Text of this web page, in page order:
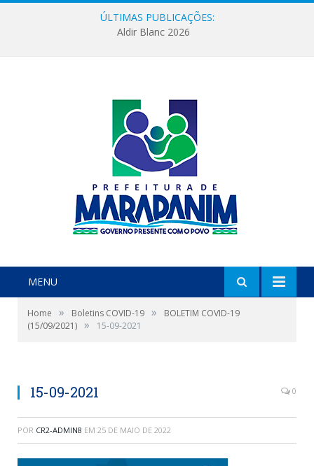
ÚLTIMAS PUBLICAÇÕES:
Aldir Blanc 2026
MENU
Home » Boletins COVID-19 »
BOLETIM COVID-19
(15/09/2021) » 15-09-2021
15-09-2021 0
POR CR2-ADMIN8 EM 25 DE MAIO DE 2022